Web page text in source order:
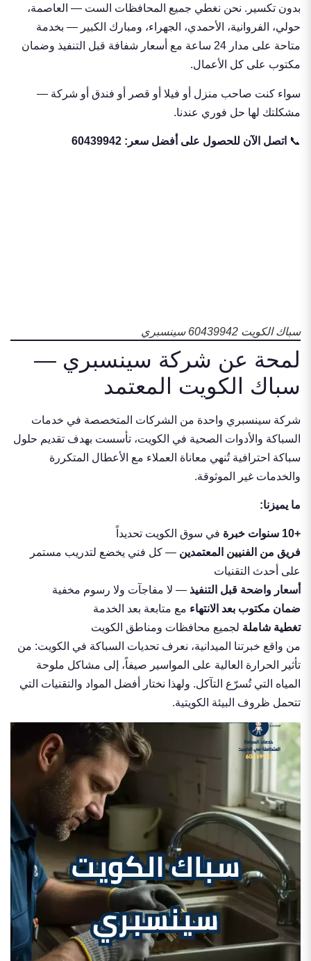
بدون تكسير. نحن نغطي جميع المحافظات الست — العاصمة،
حولي، الفروانية، الأحمدي، الجهراء، ومبارك الكبير — بخدمة
متاحة على مدار 24 ساعة مع أسعار شفافة قبل التنفيذ وضمان
مكتوب على كل الأعمال.
سواء كنت صاحب منزل أو فيلا أو قصر أو فندق أو شركة —
مشكلتك لها حل فوري عندنا.
📞 اتصل الآن للحصول على أفضل سعر: 60439942
سباك الكويت 60439942 سينسبري
لمحة عن شركة سينسبري —
سباك الكويت المعتمد
شركة سينسبري واحدة من الشركات المتخصصة في خدمات
السباكة والأدوات الصحية في الكويت، تأسست بهدف تقديم حلول
سباكة احترافية تُنهي معاناة العملاء مع الأعطال المتكررة
والخدمات غير الموثوقة.
ما يميزنا:
+10 سنوات خبرة
في سوق الكويت تحديداً
فريق من الفنيين المعتمدين — كل فني يخضع لتدريب مستمر
على أحدث التقنيات
أسعار واضحة قبل التنفيذ — لا مفاجآت ولا رسوم مخفية
ضمان مكتوب بعد الانتهاء مع متابعة بعد الخدمة
تغطية شاملة لجميع محافظات ومناطق الكويت
من واقع خبرتنا الميدانية، نعرف تحديات السباكة في الكويت: من
تأثير الحرارة العالية على المواسير صيفاً، إلى مشاكل ملوحة
المياه التي تُسرّع التآكل. ولهذا نختار أفضل المواد والتقنيات التي
تتحمل ظروف البيئة الكويتية.